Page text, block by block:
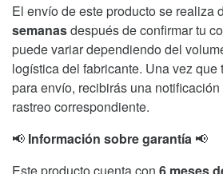
El envío de este producto se realiza
semanasdespués de confirmar tu
puede variar dependiendo del
logística del fabricante. Una vez que
para envío, recibirás una
rastreo correspondiente.
📢 Información sobre garantía 📢
Este producto cuenta con 6 meses